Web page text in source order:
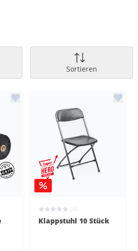
Sortieren
(0)
Klappstuhl 10 Stück